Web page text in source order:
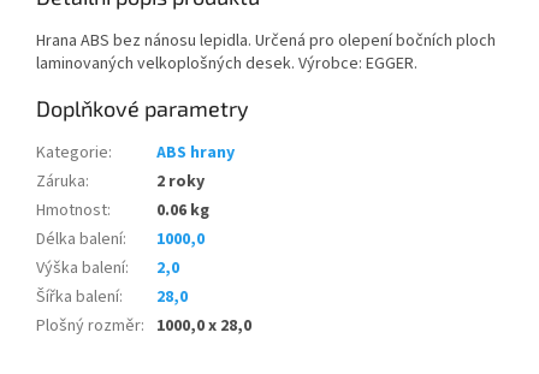
Hrana ABS bez nánosu lepidla. Určená pro olepení bočních ploch
laminovaných velkoplošných desek. Výrobce: EGGER.
Doplňkové parametry
Kategorie:
ABS hrany
Záruka:
2 roky
Hmotnost:
0.06 kg
Délka balení:
1000,0
Výška balení:
2,0
Šířka balení:
28,0
Plošný rozměr: 1000,0 x 28,0